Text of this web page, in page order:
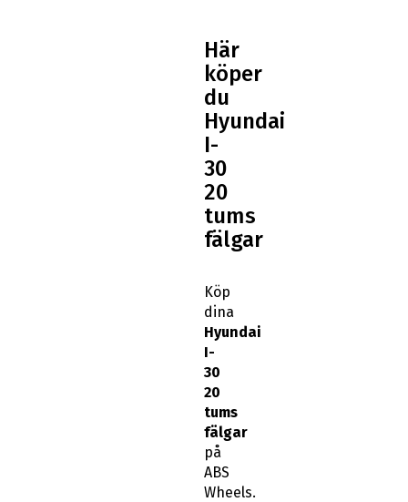
Här
köper
du
Hyundai
I-
30
20
tums
fälgar
Köp
dina
Hyundai
I-
30
20
tums
fälgar
på
ABS
Wheels.